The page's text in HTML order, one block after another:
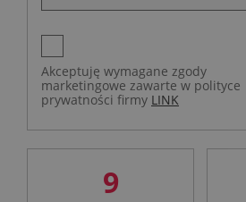
Akceptuję wymagane zgody
marketingowe zawarte w polityce
prywatności firmy LINK
9